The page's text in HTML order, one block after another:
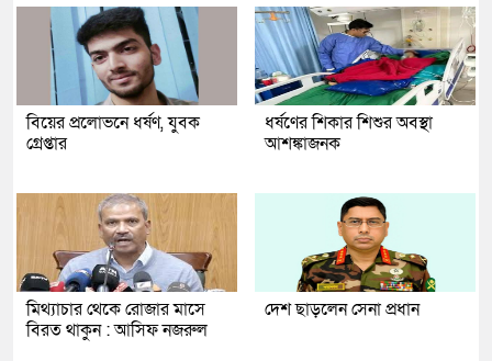
বিয়ের প্রলোভনে ধর্ষণ, যুবক
গ্রেপ্তার
ধর্ষণের শিকার শিশুর অবস্থা
আশঙ্কাজনক
মিথ্যাচার থেকে রোজার মাসে
বিরত থাকুন : আসিফ নজরুল
দেশ ছাড়লেন সেনা প্রধান